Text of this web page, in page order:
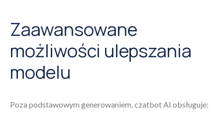
Zaawansowane
możliwości ulepszania
modelu
Poza podstawowym generowaniem, czatbot AI obsługuje: